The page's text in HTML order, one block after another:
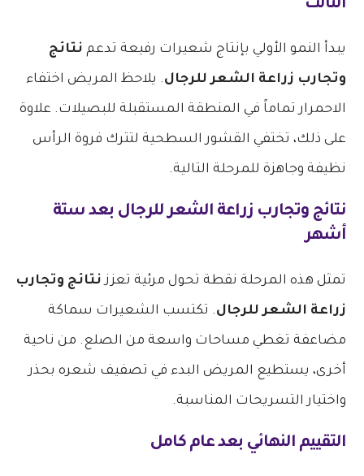
الثالث
يبدأ النمو الأولي بإنتاج شعيرات رفيعة تدعم نتائج
وتجارب زراعة الشعر للرجال. يلاحظ المريض اختفاء
الاحمرار تماماً في المنطقة المستقبلة للبصيلات. علاوة
على ذلك، تختفي القشور السطحية لتترك فروة الرأس
نظيفة وجاهزة للمرحلة التالية.
نتائج وتجارب زراعة الشعر للرجال بعد ستة
أشهر
تمثل هذه المرحلة نقطة تحول مرئية تعززنتائج وتجارب
زراعة الشعر للرجال. تكتسب الشعيرات سماكة
مضاعفة تغطي مساحات واسعة من الصلع. من ناحية
أخرى، يستطيع المريض البدء في تصفيف شعره بحذر
واختيار التسريحات المناسبة.
التقييم النهائي بعد عام كامل